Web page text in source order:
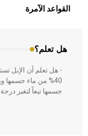
القواعد الآمرة
هل تعلم؟
بالعمارة
المعمار على بناء
- هل تعلم أن الإبل
40% من ماء جسمها
جسمها تبعاً لتغير